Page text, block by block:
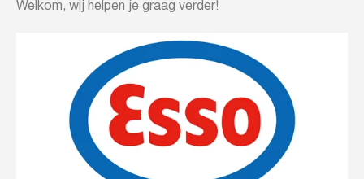
Welkom, wij helpen je graag verder!